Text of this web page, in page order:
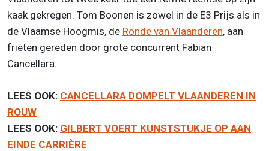
kaak gekregen. Tom Boonen is zowel in de E3 Prijs als in
de Vlaamse Hoogmis, de Ronde van Vlaanderen, aan
frieten gereden door grote concurrent Fabian
Cancellara.
LEES OOK: CANCELLARA DOMPELT VLAANDEREN IN
ROUW
LEES OOK: GILBERT VOERT KUNSTSTUKJE OP AAN
EINDE CARRIÈRE